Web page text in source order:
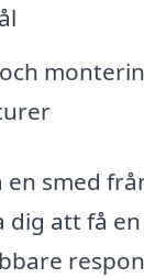
smed
dig att få